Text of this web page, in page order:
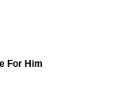
For Him